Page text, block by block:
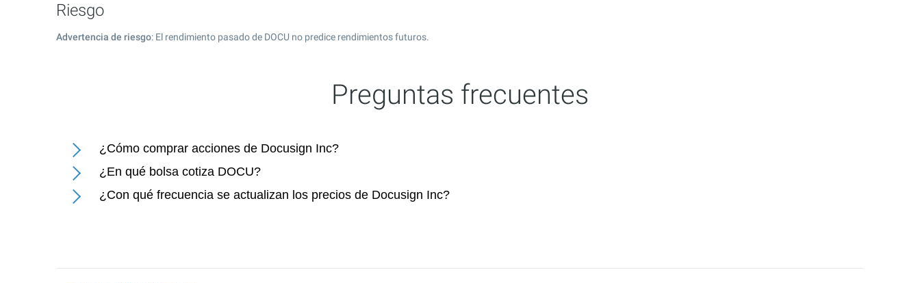
Riesgo
Advertencia de riesgo: El rendimiento pasado de DOCU no predice rendimientos futuros.
Preguntas frecuentes
¿Cómo comprar acciones de Docusign Inc?
¿En qué bolsa cotiza DOCU?
¿Con qué frecuencia se actualizan los precios de Docusign Inc?